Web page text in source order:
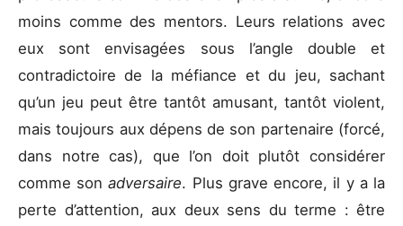
moins comme des mentors. Leurs relations avec
eux sont envisagées sous l’angle double et
contradictoire de la méfiance et du jeu, sachant
qu’un jeu peut être tantôt amusant, tantôt violent,
mais toujours aux dépens de son partenaire (forcé,
dans notre cas), que l’on doit plutôt considérer
comme sonadversaire. Plus grave encore, il y a la
perte d’attention, aux deux sens du terme : être